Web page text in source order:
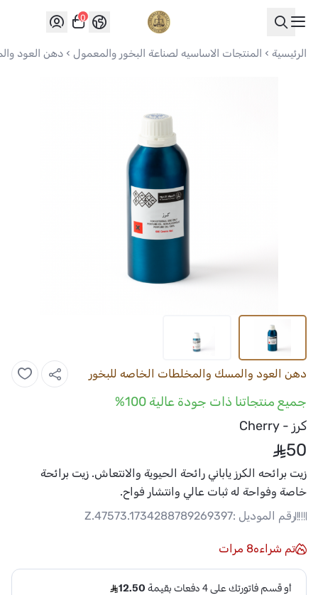
العواد للعود
0
الرئيسية المنتجات الاساسيه لصناعة البخور والمعمول دهن العود
دهن العود والمسك والمخلطات الخاصه للبخور
جميع منتجاتنا ذات جودة عالية 100%
كرز - Cherry
50
زيت برائحه الكرز ياباني رائحة الحيوية والانتعاش. زيت برائحة
خاصة وفواحة له ثبات عالي وانتشار فواح.
رقم الموديل :Z.47573.1734288789269397
تم شراءه8 مرات